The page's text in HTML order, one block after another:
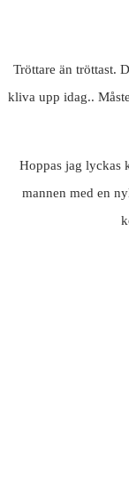
Tröttare än tröttast.
kliva upp idag..
Hoppas jag lyckas
mannen med en